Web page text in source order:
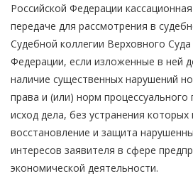
Российской Федерации
передаче для рассмотрения в
Судебной коллегии Верховного Суда
Федерации, если изложенные в ней
наличие существенных нарушений
права и (или) норм
исход дела, без устранения
восстановление и защита
интересов заявителя в сфере
экономической деятельности.